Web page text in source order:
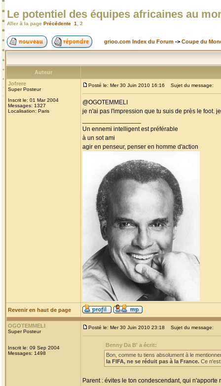
Le potentiel des équipes africaines au
Aller à la page Précédente 1 2
grioo.com Index du Forum -> Coupe du
Auteur
Jofrere
Super Posteur
Inscrit le: 01 Mar 2004
Messages: 1327
Localisation: Paris
Posté le: Mer 30 Juin 2010 16:16 Sujet du message:
@OGOTEMMELI
je n'ai pas l'impression que tu suis de près le foot.
Un ennemi intelligent est préférable
à un sot ami
agir en penseur, penser en homme d'action
Revenir en haut de page
OGOTEMMELI
Super Posteur
Inscrit le: 09 Sep 2004
Messages: 1498
Posté le: Mer 30 Juin 2010 23:18 Sujet du message:
Benny Da B' a écrit:
Bon, comme tu tiens absolument à le
la FIFA, ne se réduit pas à la France. Ce
Parent : évites le ton condescendant, qui